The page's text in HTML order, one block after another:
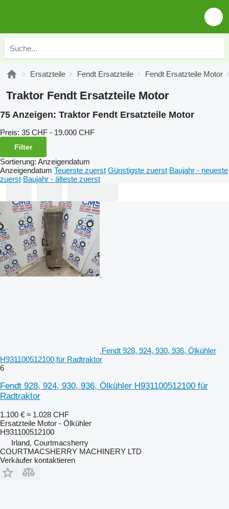
Ersatzteile Fendt Ersatzteile Fendt Ersatzteile Motor
Traktor Fendt Ersatzteile Motor
75 Anzeigen: Traktor Fendt Ersatzteile Motor
Preis: 35 CHF - 19.000 CHF
Filter
Sortierung: Anzeigendatum
Anzeigendatum Teuerste zuerst Günstigste zuerst Baujahr - neueste
zuerst Baujahr - älteste zuerst
Fendt 928, 924, 930, 936, Ölkühler
H931100512100 für Radtraktor
6
Fendt 928, 924, 930, 936, Ölkühler H931100512100 für
Radtraktor
1.100 € ≈ 1.028 CHF
Ersatzteile Motor - Ölkühler
H931100512100
Irland, Courtmacsherry
COURTMACSHERRY MACHINERY LTD
Verkäufer kontaktieren